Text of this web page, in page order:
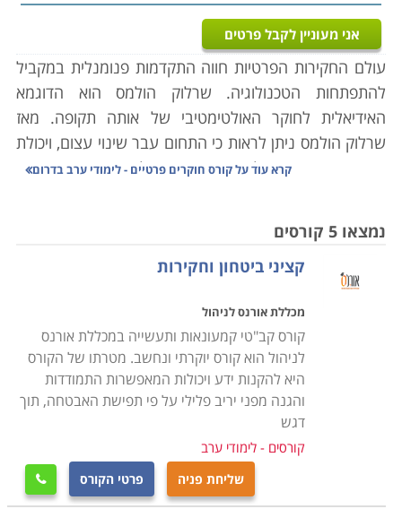
אני מעוניין לקבל פרטים
עולם החקירות הפרטיות חווה התקדמות פנומנלית במקביל
להתפתחות הטכנולוגיה. שרלוק הולמס הוא הדוגמא
האידיאלית לחוקר האולטימטיבי של אותה תקופה. מאז
שרלוק הולמס ניתן לראות כי התחום עבר שינוי עצום, ויכולת
המעקב והחקירה של החוקר הפרטי הלכה והתעצמה בזכות
רמאות, זיוף וגזל מעלה את הדרישה להעסקת חוקרים
פרטיים מיומנים. קורס חוקרים פרטיים הוא פתח לקריירה
מעניינת, מרגשת מסתורית ומסקרנת דבר ההופך אותו
לאחת מהקריירות המבוקשות כיום עבור גברים ונשים. אם
אתם ניחנים בסבלנות רבה, יכולת לצפות במצבים
והתנהגויות למשך זמן רב עד לאיסוף ראיה או פיצוח
החקירה זהו המקצוע עבורכם .
מדוע כדאי לפתח קריירה של חוקר פרטי
ישנן מספר סיבות לעיסוק בקריירה של חוקר פרטי. ראשית,
עיסוק זה הוא מתגמל הן מבחינה מקצועית והן מבחינה
קרא עוד עלקורס חוקרים פרטיים - לימודי ערב בדרום
נמצאו 5 קורסים
קציני ביטחון וחקירות
מכללת אורנס לניהול
קורס קב"טי קמעונאות ותעשייה במכללת אורנס
לניהול הוא קורס יוקרתי ונחשב. מטרתו של הקורס
היא להקנות ידע ויכולות המאפשרות התמודדות
והגנה מפני יריב פלילי על פי תפישת האבטחה, תוך
דגש
קורסים - לימודי ערב
שליחת פניה פרטי הקורס 